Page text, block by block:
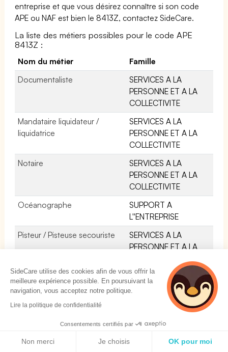
entreprise et que vous désirez connaître si son code
APE ou NAF est bien le 8413Z, contactez SideCare.
La liste des métiers possibles pour le code APE
8413Z :
Nom du métier
Famille
Documentaliste
SERVICES A LA
PERSONNE ET A LA
COLLECTIVITE
Mandataire liquidateur /
liquidatrice
SERVICES A LA
PERSONNE ET A LA
COLLECTIVITE
Notaire
SERVICES A LA
PERSONNE ET A LA
COLLECTIVITE
Océanographe
SUPPORT A
L''ENTREPRISE
Pisteur / Pisteuse secouriste
SERVICES A LA
PERSONNE ET A LA
Rédacteur / Rédactrice
d'assurances
BANQUE,
ASSURANCE,
IMMOBILIER
PERSONNE ET A LA
COLLECTIVITE
SideCare utilise des cookies afin de vous offrir la
meilleure expérience possible. En poursuivant la
navigation, vous acceptez notre politique.
Lire la politique de confidentialité
Consentements certifiés par
Non merci Je choisis OK pour moi